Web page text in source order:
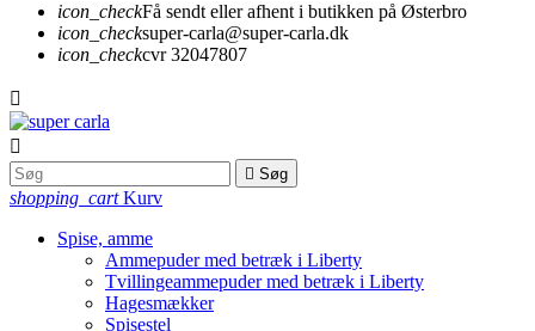
icon_checkFå sendt eller afhent i butikken på Østerbro
icon_checksuper-carla@super-carla.dk
icon_checkcvr 32047807


 Søg
shopping_cart Kurv
Spise, amme
Ammepuder med betræk i Liberty
Tvillingeammepuder med betræk i Liberty
Hagesmækker
Spisestel